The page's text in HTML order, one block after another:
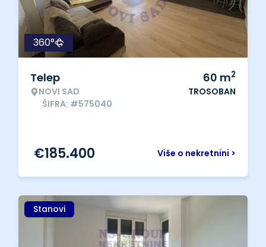
360°
Telep
NOVI SAD
ŠIFRA: #575040
60 m2
TROSOBAN
Više o nekretnini >
€185.400
Stanovi